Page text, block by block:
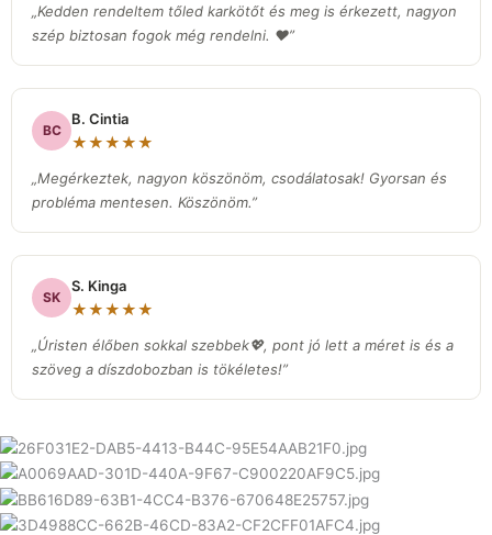
„Kedden rendeltem tőled karkötőt és meg is érkezett, nagyon
szép biztosan fogok még rendelni. ❤️”
BC
B. Cintia
★★★★★
„Megérkeztek, nagyon köszönöm, csodálatosak! Gyorsan és
probléma mentesen. Köszönöm.”
SK
S. Kinga
★★★★★
„Úristen élőben sokkal szebbek💖, pont jó lett a méret is és a
szöveg a díszdobozban is tökéletes!”